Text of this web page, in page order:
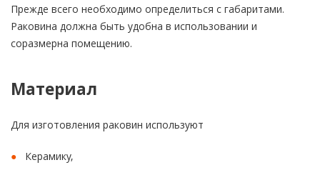
Прежде всего необходимо определиться с габаритами.
Раковина должна быть удобна в использовании и
соразмерна помещению.
Материал
Для изготовления раковин используют
Керамику,